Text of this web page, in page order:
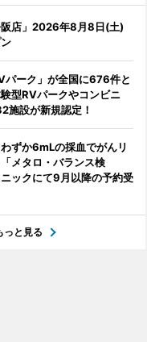
阪店」2026年8月8日(土)
パーク」が全国に676件と
型RVパークやコンビニ
施設が新規認定！
わずか6mLの採血でがんリ
メタロ・バランス検
ックにて9月以降の予約受
っと見る